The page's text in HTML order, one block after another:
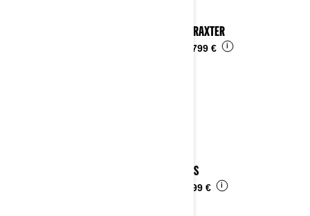
2025 TRAXTER
16.799 € i
2025 DS
6.399 € i